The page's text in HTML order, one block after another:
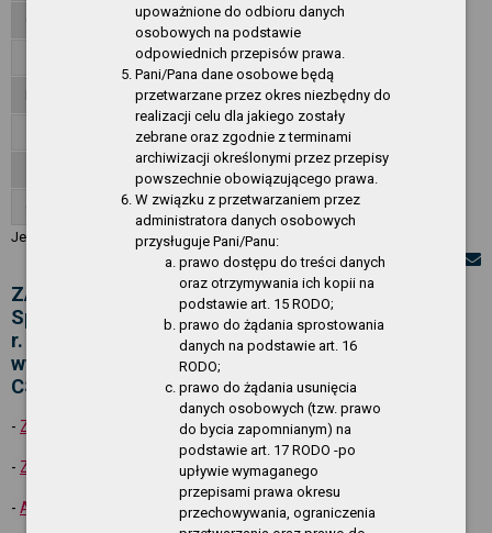
Zamówienia publiczne - CSIR
Załatwianie spraw, skargi, wnioski
Jesteś w:
Akty normatywne»Zarządzenia Dyrektora CSIR
ZARZĄDZENIE nr 32/2023 Dyrektora Centrum
Sportu i Rekreacji w Gryfinie z dnia 14 marca 2023
r. w sprawie wprowadzenia "Regulaminu
wynagradzania pracowników zatrudnionych w
CSiR"
- Zarządzenie nr 32/2023
- Załącznik do zarządzenia nr 32/2023
- Aneks nr 1 do zarządzenia nr 32/2023
upoważnione do odbioru danych
osobowych na podstawie
odpowiednich przepisów prawa.
Pani/Pana dane osobowe będą
przetwarzane przez okres niezbędny do
realizacji celu dla jakiego zostały
zebrane oraz zgodnie z terminami
archiwizacji określonymi przez przepisy
powszechnie obowiązującego prawa.
W związku z przetwarzaniem przez
administratora danych osobowych
przysługuje Pani/Panu:
prawo dostępu do treści danych
oraz otrzymywania ich kopii na
podstawie art. 15 RODO;
prawo do żądania sprostowania
danych na podstawie art. 16
RODO;
prawo do żądania usunięcia
danych osobowych (tzw. prawo
do bycia zapomnianym) na
podstawie art. 17 RODO -po
upływie wymaganego
przepisami prawa okresu
przechowywania, ograniczenia